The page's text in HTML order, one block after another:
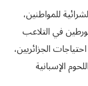
للمواطنين،
في التلاعب
الجزائريين،
من اللحوم الإسبانية